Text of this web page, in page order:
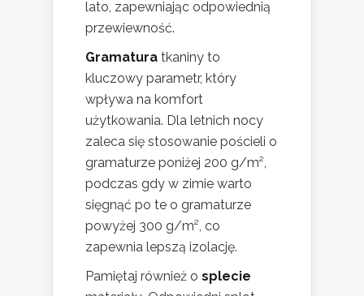
lato, zapewniając odpowiednią
przewiewność.
Gramatura tkaniny to
kluczowy parametr, który
wpływa na komfort
użytkowania. Dla letnich nocy
zaleca się stosowanie pościeli o
gramaturze poniżej 200 g/m²,
podczas gdy w zimie warto
sięgnąć po te o gramaturze
powyżej 300 g/m², co
zapewnia lepszą izolację.
Pamiętaj również o splecie